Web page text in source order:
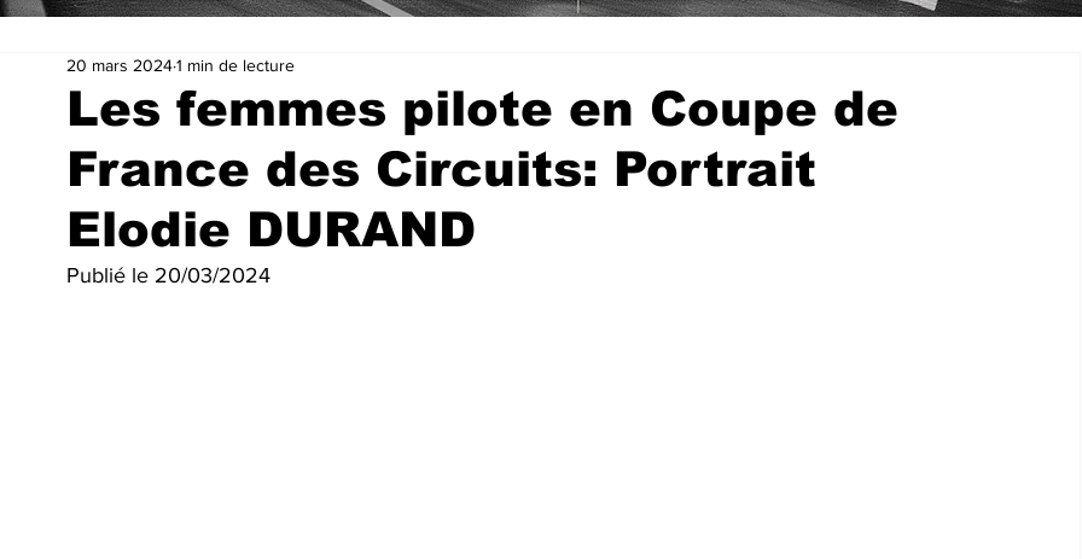
Les femmes pilote en Coupe de
France des Circuits: Portrait
Elodie DURAND
20 mars 20241 min de lecture
Publié le 20/03/2024